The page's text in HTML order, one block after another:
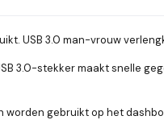
USB 3.0 man-vrouw
3.0-stekker maakt snelle
gebruikt op het